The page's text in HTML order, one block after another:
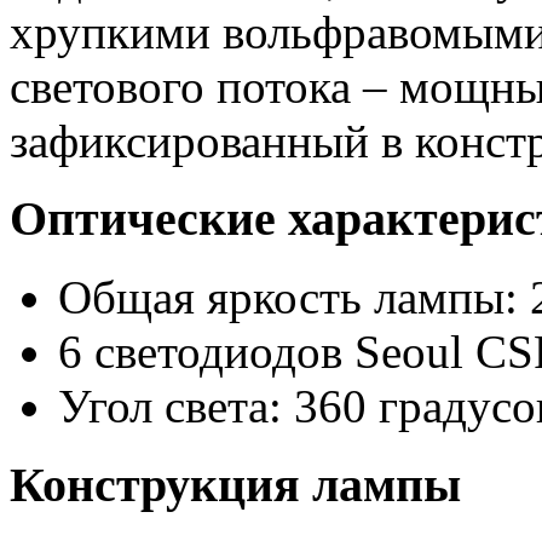
хрупкими
светового потока –
зафиксированный в
Оптические
Общая яркость лампы:
6 светодиодов Seoul
Угол света: 360
Конструкция лампы